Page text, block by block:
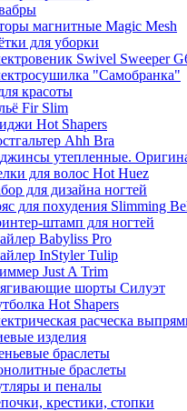
магнитные Magic Mesh
для уборки
Swivel Sweeper
"Самобранка"
красоты
Fir Slim
Hot Shapers
Ahh Bra
утепленные.
для волос Hot Huez
для дизайна ногтей
для похудения Slimming
штамп для ногтей
Babyliss Pro
InStyler Tulip
Just A Trim
шорты Силуэт
Hot Shapers
расческа
изделия
браслеты
браслеты
и пеналы
крестики, стопки